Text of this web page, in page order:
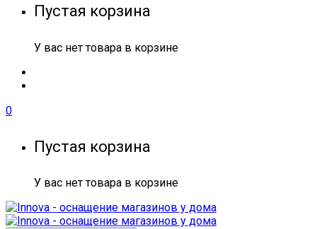
Пустая корзина
У вас нет товара в корзине
0
Пустая корзина
У вас нет товара в корзине